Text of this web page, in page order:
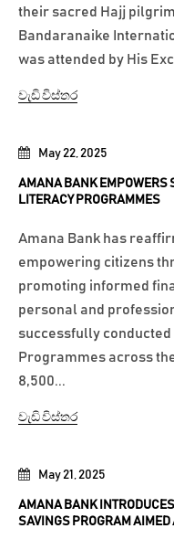
May 21, 2025
AMANA BANK
SAVINGS PROGRAM AIMED
May 22, 2025
AMANA BANK EMPOWERS
LITERACY PROGRAMMES
Amana Bank has
empowering citizens
promoting informed
personal and
successfully
Programmes across
8,500...
වැඩි විස්තර
their sacred Hajj
Bandaranaike
was attended by His
වැඩි විස්තර